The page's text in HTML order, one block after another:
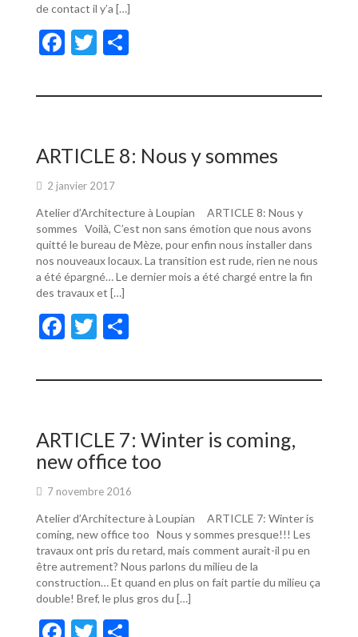
de contact il y’a […]
F
e
o
o
k
T
itt ta
er
ARTICLE 8: Nous y sommes
2 janvier 2017
Atelier d’Architecture à Loupian ARTICLE 8: Nous y
sommes Voilà, C’est non sans émotion que nous avons
quitté le bureau de Mèze, pour enfin nous installer dans
nos nouveaux locaux. La transition est rude, rien ne nous
a été épargné… Le dernier mois a été chargé entre la fin
des travaux et […]
F
e
o
o
k
T
itt ta
er
ARTICLE 7: Winter is coming,
new office too
7 novembre 2016
Atelier d’Architecture à Loupian ARTICLE 7: Winter is
coming, new office too Nous y sommes presque!!! Les
travaux ont pris du retard, mais comment aurait-il pu en
être autrement? Nous parlons du milieu de la
construction… Et quand en plus on fait partie du milieu ça
double! Bref, le plus gros du […]